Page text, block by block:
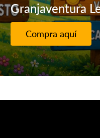
Terraza
Compra aquí